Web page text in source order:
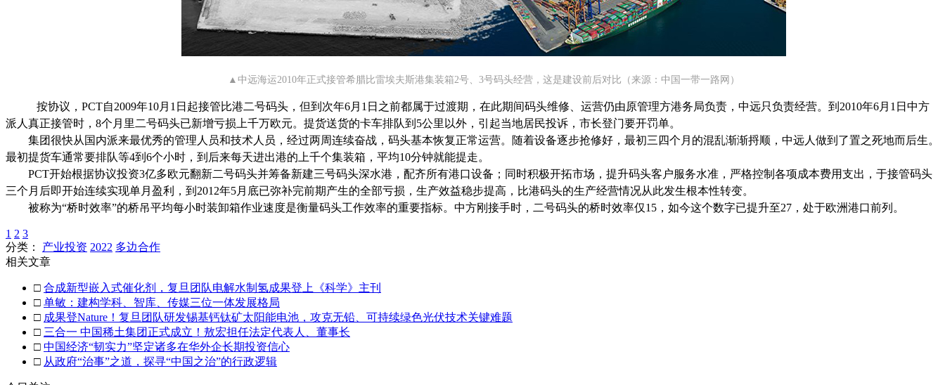
▲中远海运2010年正式接管希腊比雷埃夫斯港集装箱2号、3号码头经营，这是建设前后对比（来源：中国一带一路网）
按协议，PCT自2009年10月1日起接管比港二号码头，但到次年6月1日之前都属于过渡期，在此期间码头维修、运营仍由原管理方港务局负责，中远只负责经营。到2010年6月1日中方
派人真正接管时，8个月里二号码头已新增亏损上千万欧元。提货送货的卡车排队到5公里以外，引起当地居民投诉，市长登门要开罚单。
集团很快从国内派来最优秀的管理人员和技术人员，经过两周连续奋战，码头基本恢复正常运营。随着设备逐步抢修好，最初三四个月的混乱渐渐捋顺，中远人做到了置之死地而后生。
最初提货车通常要排队等4到6个小时，到后来每天进出港的上千个集装箱，平均10分钟就能提走。
PCT开始根据协议投资3亿多欧元翻新二号码头并筹备新建三号码头深水港，配齐所有港口设备；同时积极开拓市场，提升码头客户服务水准，严格控制各项成本费用支出，于接管码头
三个月后即开始连续实现单月盈利，到2012年5月底已弥补完前期产生的全部亏损，生产效益稳步提高，比港码头的生产经营情况从此发生根本性转变。
被称为“桥时效率”的桥吊平均每小时装卸箱作业速度是衡量码头工作效率的重要指标。中方刚接手时，二号码头的桥时效率仅15，如今这个数字已提升至27，处于欧洲港口前列。
1 2 3
分类： 产业投资 2022 多边合作
相关文章
□ 合成新型嵌入式催化剂，复旦团队电解水制氢成果登上《科学》主刊
□ 单敏：建构学科、智库、传媒三位一体发展格局
□ 成果登Nature！复旦团队研发锡基钙钛矿太阳能电池，攻克无铅、可持续绿色光伏技术关键难题
□ 三合一 中国稀土集团正式成立！敖宏担任法定代表人、董事长
□ 中国经济“韧实力”坚定诸多在华外企长期投资信心
□ 从政府“治事”之道，探寻“中国之治”的行政逻辑